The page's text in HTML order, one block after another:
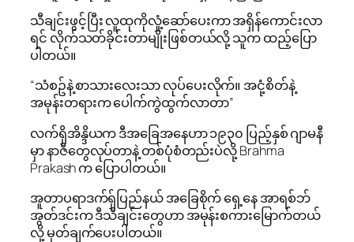
သီချင်းဖွင့်ပြီး လူထုကိုလှုံ့ဆော်ပေးကာ အရှိန်ကောင်းလာ
ရင် လိုက်သတ်ခိုင်းတာမျိုးဖြစ်တယ်လို့ သူက ထည့်ပြော
ပါတယ်။
“သံစဥ်နဲ့ စာသားလေးသာ လုပ်ပေးလိုက်။ အငုံ့စိတ်နဲ့
အမုန်းတရားက ပေါက်ကွဲထွက်လာတာ”
လက်ရှိအိန္ဒိယက ဒီအခြေအနေဟာ ၁၉၃၀ ပြည့်နှစ် ဂျာမနီ
မှာ နာဇီတွေလုပ်တာနဲ့ တစ်ပုံစံတည်းပဲလို့ Brahma
Prakash က ပြောပါတယ်။
အူတာပရာဒက်ရှ်ပြည်နယ် အခြေစိုက် ရှေ့နေ အာရစ်ဘ်
အွတ်ဒင်းက ဒီသီချင်းတွေဟာ အမုန်းစကားမြောက်တယ်
လို့ မှတ်ချက်ပေးပါတယ်။